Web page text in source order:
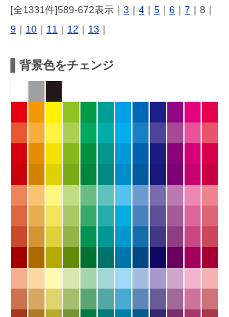
[全1331件]589-672表示｜ 3 ｜ 4 ｜ 5 ｜ 6 ｜ 7 ｜8｜
9 ｜ 10 ｜ 11 ｜ 12 ｜ 13 ｜
背景色をチェンジ